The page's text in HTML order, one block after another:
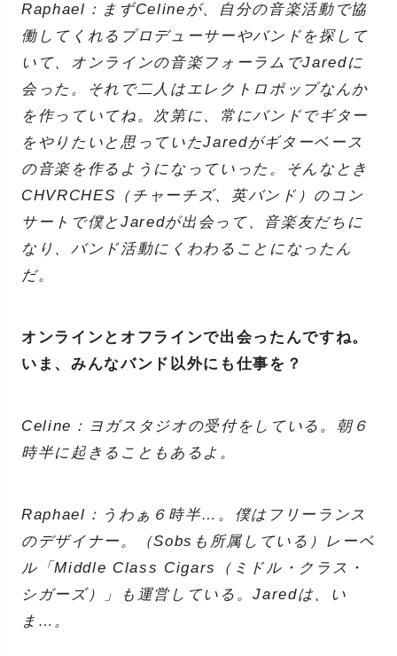
Raphael：まずCelineが、自分の音楽活動で協
働してくれるプロデューサーやバンドを探して
いて、オンラインの音楽フォーラムでJaredに
会った。それで二人はエレクトロポップなんか
を作っていてね。次第に、常にバンドでギター
をやりたいと思っていたJaredがギターベース
の音楽を作るようになっていった。そんなとき
CHVRCHES（チャーチズ、英バンド）のコン
サートで僕とJaredが出会って、音楽友だちに
なり、バンド活動にくわわることになったん
だ。
オンラインとオフラインで出会ったんですね。
いま、みんなバンド以外にも仕事を？
Celine：ヨガスタジオの受付をしている。朝６
時半に起きることもあるよ。
Raphael：うわぁ６時半…。僕はフリーランス
のデザイナー。（Sobsも所属している）レーベ
ル「Middle Class Cigars（ミドル・クラス・
シガーズ）」も運営している。Jaredは、い
ま…。